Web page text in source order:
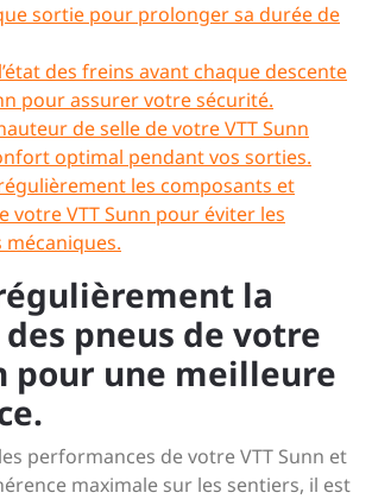
sortie pour prolonger sa durée de
des freins avant chaque descente
pour assurer votre sécurité.
de selle de votre VTT Sunn
optimal pendant vos sorties.
les composants et
votre VTT Sunn pour éviter les
la
pneus de votre
pour une meilleure
performances de votre VTT Sunn et
maximale sur les sentiers, il est